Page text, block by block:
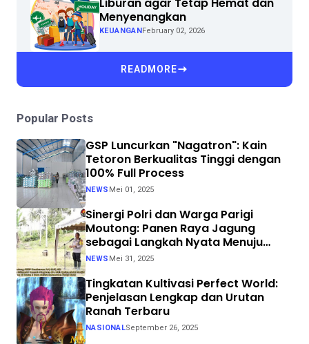
Liburan agar Tetap Hemat dan
Menyenangkan
KEUANGAN February 02, 2026
READMORE
Popular Posts
GSP Luncurkan "Nagatron": Kain
Tetoron Berkualitas Tinggi dengan
100% Full Process
NEWS Mei 01, 2025
Sinergi Polri dan Warga Parigi
Moutong: Panen Raya Jagung
sebagai Langkah Nyata Menuju
Swasembada Pangan
NEWS Mei 31, 2025
Tingkatan Kultivasi Perfect World:
Penjelasan Lengkap dan Urutan
Ranah Terbaru
NASIONALSeptember 26, 2025